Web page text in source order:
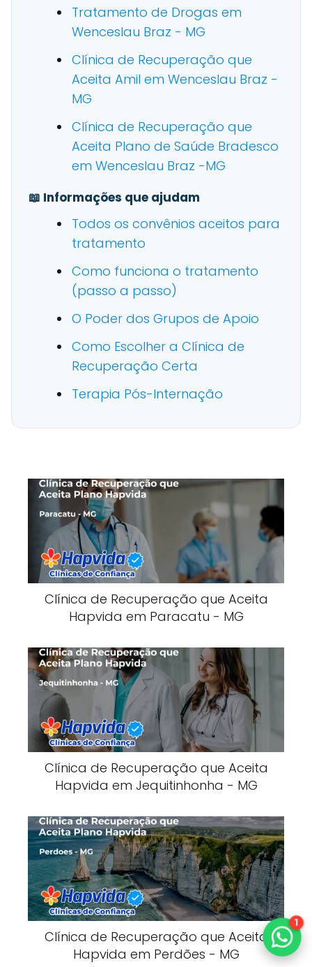
Tratamento de Drogas em
Wenceslau Braz - MG
Clínica de Recuperação que
Aceita Amil em Wenceslau Braz -
MG
Clínica de Recuperação que
Aceita Plano de Saúde Bradesco
em Wenceslau Braz -MG
📖 Informações que ajudam
Todos os convênios aceitos para
tratamento
Como funciona o tratamento
(passo a passo)
O Poder dos Grupos de Apoio
Como Escolher a Clínica de
Recuperação Certa
Terapia Pós-Internação
Clínica de Recuperação que Aceita
Hapvida em Paracatu - MG
Clínica de Recuperação que Aceita
Hapvida em Jequitinhonha - MG
Clínica de Recuperação que Aceita
Hapvida em Perdões - MG
1